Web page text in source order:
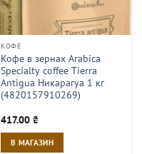
КОФЕ
Кофе в зернах Arabica
Specialty coffee Tierra
Antigua Никарагуа 1 кг
(4820157910269)
417.00₴
В МАГАЗИН